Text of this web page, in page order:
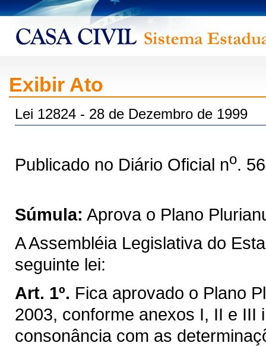
Exibir Ato
Lei 12824 - 28 de Dezembro de 1999
Publicado no Diário Oficial no.
Súmula: Aprova o Plano
A Assembléia Legislativa do
seguinte lei:
Art. 1º. Fica aprovado o Plano
2003, conforme anexos I, II e III
consonância com as